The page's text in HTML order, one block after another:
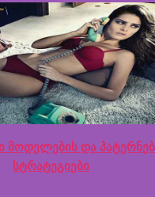
მოდელების და
სტრატეგიები